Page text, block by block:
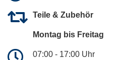
Teile & Zubehör
Montag bis Freitag
07:00 - 17:00 Uhr